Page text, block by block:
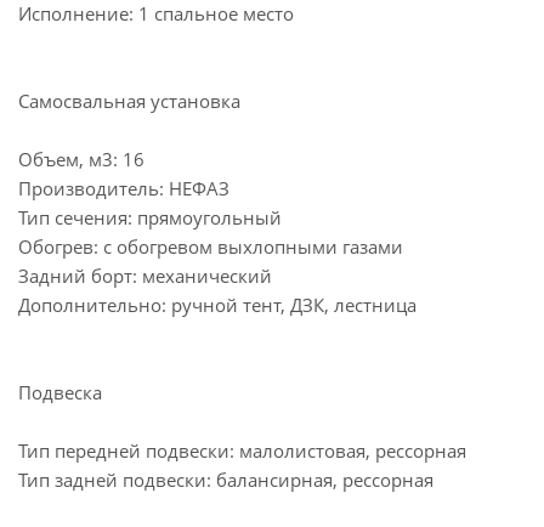
Исполнение: 1 спальное место
Самосвальная установка
Объем, м3: 16
Производитель: НЕФАЗ
Тип сечения: прямоугольный
Обогрев: с обогревом выхлопными газами
Задний борт: механический
Дополнительно: ручной тент, ДЗК, лестница
Подвеска
Тип передней подвески: малолистовая, рессорная
Тип задней подвески: балансирная, рессорная